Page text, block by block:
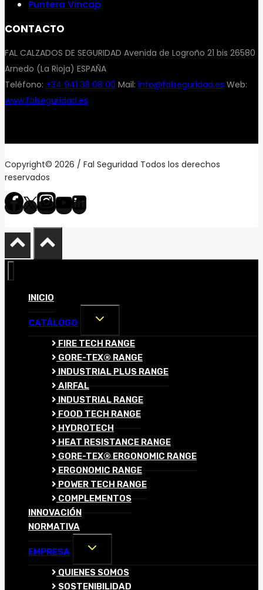
Puntera Vincap
CONTACTO
FAL CALZADOS DE SEGURIDAD Avenida de Logroño 21 bis 26580
Arnedo (La Rioja) ESPAÑA
Teléfono: +34 941 38 08 00 Mail: info@falseguridad.es Web:
www.falseguridad.es
Copyright© 2026 / Fal Seguridad Todos los derechos
reservados
INICIO
CATÁLOGO
ALTERNAR
HIJO
FIRE TECH RANGE
GORE-TEX® RANGE
INDUSTRIAL PLUS RANGE
AIRFAL
INDUSTRIAL RANGE
FOOD TECH RANGE
HYDROTECH
HEAT RESISTANCE RANGE
GORE-TEX® ERGONOMIC RANGE
ERGONOMIC RANGE
POWER TECH RANGE
COMPLEMENTOS
INNOVACIÓN
NORMATIVA
EMPRESA
ALTERNAR
HIJO
QUIENES SOMOS
SOSTENIBILIDAD